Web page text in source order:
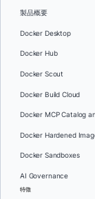
製品概要
Docker Desktop
Docker Hub
Docker Scout
Docker Build Cloud
Docker MCP Catalog
Docker Hardened
Docker Sandboxes
AI Governance
特徴